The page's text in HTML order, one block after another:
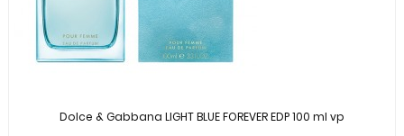
Dolce & Gabbana LIGHT BLUE FOREVER EDP 100 ml vp